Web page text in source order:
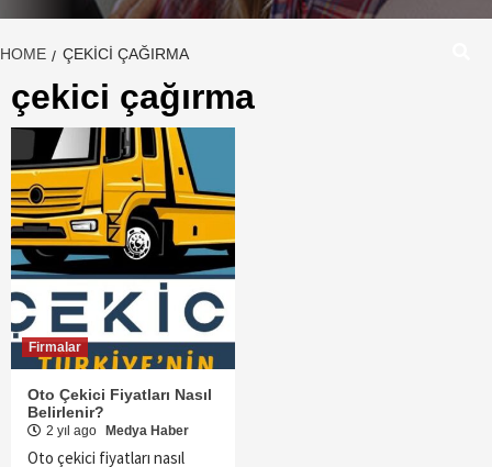
HOME ÇEKICI ÇAĞIRMA
çekici çağırma
Firmalar
Oto Çekici Fiyatları Nasıl
Belirlenir?
2 yıl ago Medya Haber
Oto çekici fiyatları nasıl